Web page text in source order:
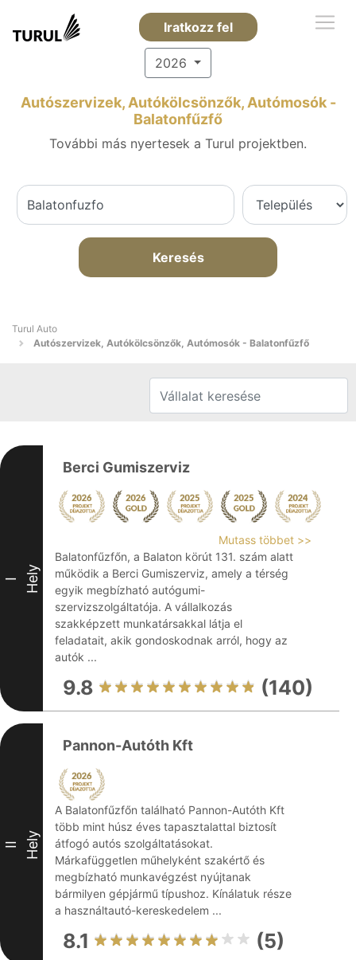
Iratkozz fel
2026
Autószervizek, Autókölcsönzők, Autómosók -
Balatonfűzfő
További más nyertesek a Turul projektben.
Keresés
Turul Auto
Autószervizek, Autókölcsönzők, Autómosók - Balatonfűzfő
I Hely
Berci Gumiszerviz
Mutass többet >>
Balatonfűzfőn, a Balaton körút 131. szám alatt
működik a Berci Gumiszerviz, amely a térség
egyik megbízható autógumi-
szervizszolgáltatója. A vállalkozás
szakképzett munkatársakkal látja el
feladatait, akik gondoskodnak arról, hogy az
autók ...
9.8 (140)
II Hely
Pannon-Autóth Kft
A Balatonfűzfőn található Pannon-Autóth Kft
több mint húsz éves tapasztalattal biztosít
átfogó autós szolgáltatásokat.
Márkafüggetlen műhelyként szakértő és
megbízható munkavégzést nyújtanak
bármilyen gépjármű típushoz. Kínálatuk része
a használtautó-kereskedelem ...
8.1 (5)